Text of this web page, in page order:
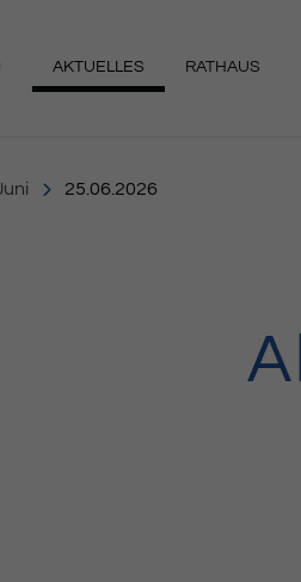
AKTUELLES RATHAUS
25.06.2026